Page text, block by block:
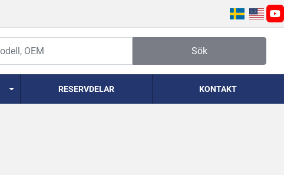
Sök
RESERVDELAR KONTAKT